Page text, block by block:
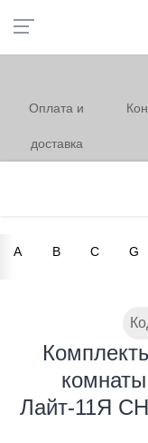
Оплата и
доставка
A B C G
Лайт-11Я